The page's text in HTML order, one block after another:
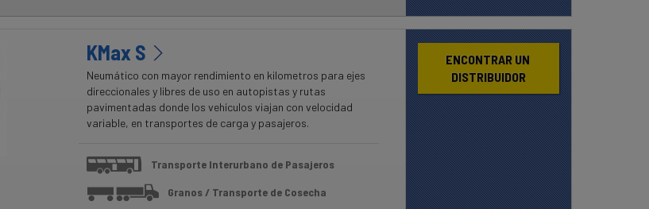
KMax S
Neumático con mayor rendimiento en kilometros para ejes
direccionales y libres de uso en autopistas y rutas
pavimentadas donde los vehículos viajan con velocidad
variable, en transportes de carga y pasajeros.
Transporte Interurbano de Pasajeros
Granos / Transporte de Cosecha
ENCONTRAR UN
DISTRIBUIDOR